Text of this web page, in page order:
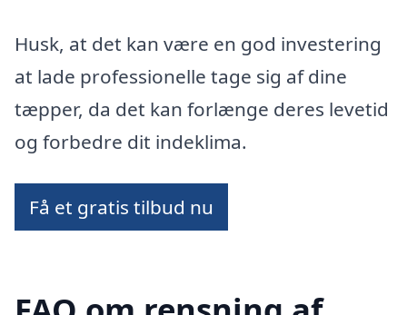
Husk, at det kan være en god investering
at lade professionelle tage sig af dine
tæpper, da det kan forlænge deres levetid
og forbedre dit indeklima.
Få et gratis tilbud nu